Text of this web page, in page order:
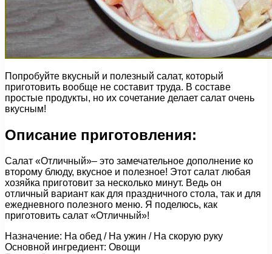
Попробуйте вкусный и полезный салат, который
приготовить вообще не составит труда. В составе
простые продукты, но их сочетание делает салат очень
вкусным!
Описание приготовления:
Салат «Отличный»– это замечательное дополнение ко
второму блюду, вкусное и полезное! Этот салат любая
хозяйка приготовит за несколько минут. Ведь он
отличный вариант как для праздничного стола, так и для
ежедневного полезного меню. Я поделюсь, как
приготовить салат «Отличный»!
Назначение: На обед / На ужин / На скорую руку
Основной ингредиент: Овощи